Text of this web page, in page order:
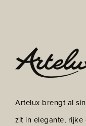
Artelux brengt al
zit in elegante,